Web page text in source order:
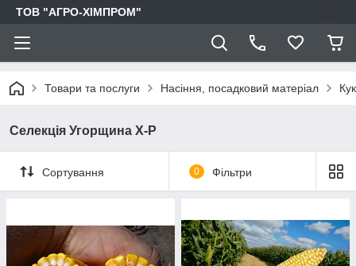
ТОВ "АГРО-ХІМПРОМ"
Товари та послуги Насіння, посадковий матеріал
Селекція Угорщина Х-Р
Сортування 0 Фільтри